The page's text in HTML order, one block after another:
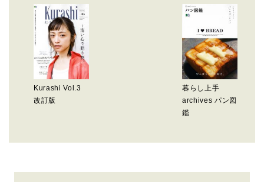
Kurashi Vol.3
改訂版
暮らし上手
archives パン図
鑑